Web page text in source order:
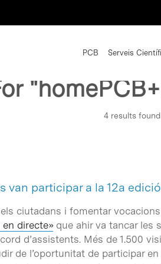
PCB Serveis
4 results found
van participar a la 12a
ciutadans i fomentar
en directe»que ahir va tancar les
d’assistents. Més de 1.500
de l’oportunitat de participar